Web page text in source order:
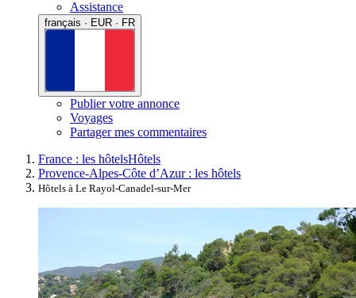
Assistance
français · EUR · FR
Publier votre annonce
Voyages
Partager mes commentaires
France : les hôtelsHôtels
Provence-Alpes-Côte d’Azur : les hôtels
Hôtels à Le Rayol-Canadel-sur-Mer